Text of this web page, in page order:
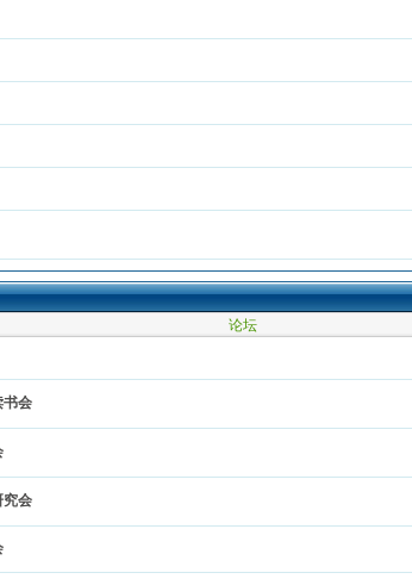
论坛
书会
究会